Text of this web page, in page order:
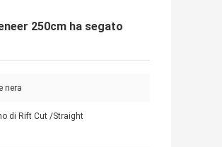
250cm ha segato
nera
di Rift Cut /Straight